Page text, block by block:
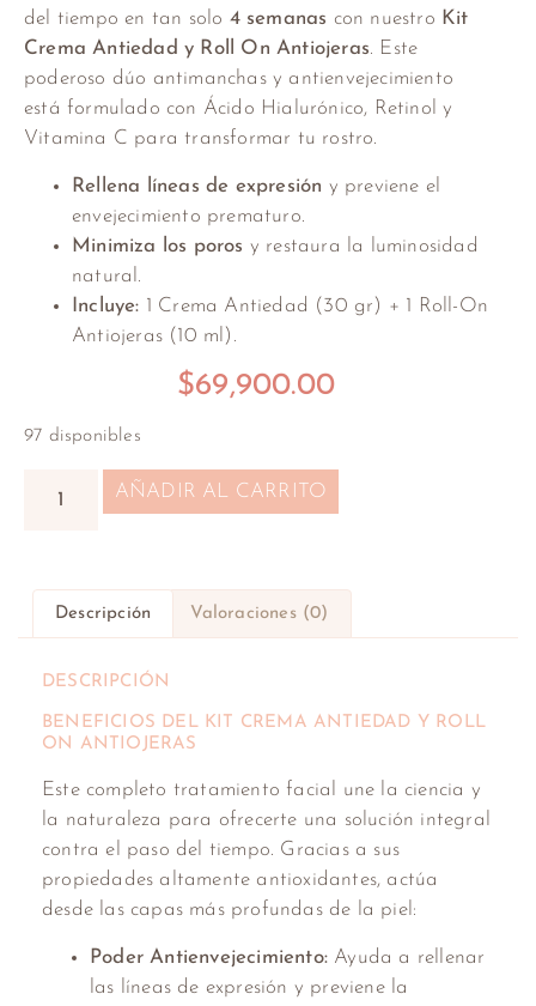
del tiempo en tan solo 4 semanas con nuestro Kit
Crema Antiedad y Roll On Antiojeras. Este
poderoso dúo antimanchas y antienvejecimiento
está formulado con Ácido Hialurónico, Retinol y
Vitamina C para transformar tu rostro.
Rellena líneas de expresión y previene el
envejecimiento prematuro.
Minimiza los poros y restaura la luminosidad
natural.
Incluye: 1 Crema Antiedad (30 gr) + 1 Roll-On
Antiojeras (10 ml).
$69,900.00
97 disponibles
AÑADIR AL CARRITO
Descripción Valoraciones (0)
DESCRIPCIÓN
BENEFICIOS DEL KIT CREMA ANTIEDAD Y ROLL
ON ANTIOJERAS
Este completo tratamiento facial une la ciencia y
la naturaleza para ofrecerte una solución integral
contra el paso del tiempo. Gracias a sus
propiedades altamente antioxidantes, actúa
desde las capas más profundas de la piel:
Poder Antienvejecimiento: Ayuda a rellenar
las líneas de expresión y previene la